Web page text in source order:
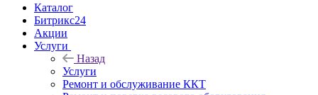
Каталог
Битрикс24
Акции
Услуги
Назад
Услуги
Ремонт и обслуживание ККТ